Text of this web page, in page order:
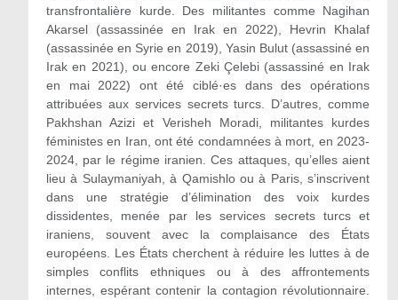
transfrontalière kurde. Des militantes comme Nagihan
Akarsel (assassinée en Irak en 2022), Hevrin Khalaf
(assassinée en Syrie en 2019), Yasin Bulut (assassiné en
Irak en 2021), ou encore Zeki Çelebi (assassiné en Irak
en mai 2022) ont été ciblé·es dans des opérations
attribuées aux services secrets turcs. D’autres, comme
Pakhshan Azizi et Verisheh Moradi, militantes kurdes
féministes en Iran, ont été condamnées à mort, en 2023-
2024, par le régime iranien. Ces attaques, qu’elles aient
lieu à Sulaymaniyah, à Qamishlo ou à Paris, s’inscrivent
dans une stratégie d’élimination des voix kurdes
dissidentes, menée par les services secrets turcs et
iraniens, souvent avec la complaisance des États
européens. Les États cherchent à réduire les luttes à de
simples conflits ethniques ou à des affrontements
internes, espérant contenir la contagion révolutionnaire.